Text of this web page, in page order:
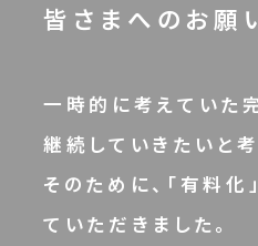
皆さまへのお願
一時的に考えていた
継続していきたいと考
そのために、「有料化
ていただきました。